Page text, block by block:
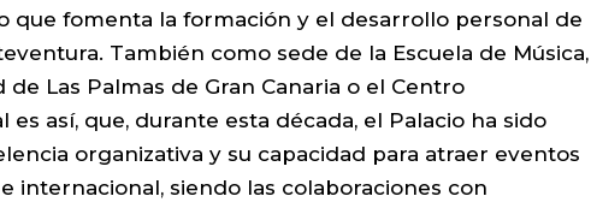
que fomenta la formación y el desarrollo personal de
También como sede de la Escuela de Música,
de Las Palmas de Gran Canaria o el Centro
es así, que, durante esta década, el Palacio ha sido
organizativa y su capacidad para atraer eventos
internacional, siendo las colaboraciones con